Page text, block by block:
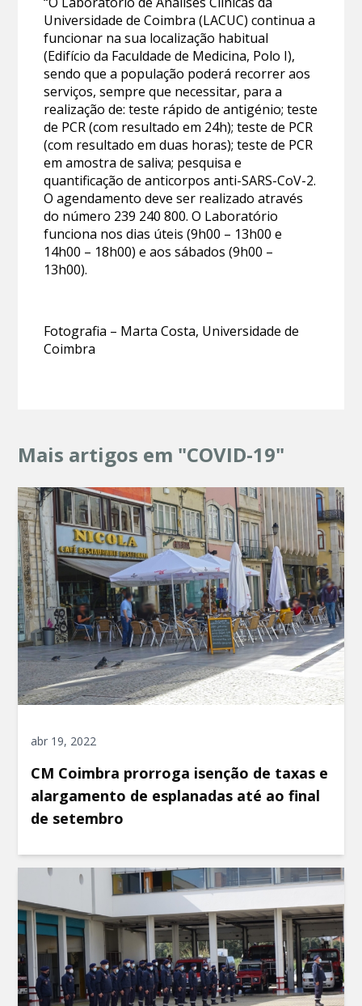
Universidade de Coimbra (LACUC) continua a
funcionar na sua localização habitual
(Edifício da Faculdade de Medicina, Polo I),
sendo que a população poderá recorrer aos
serviços, sempre que necessitar, para a
realização de: teste rápido de antigénio; teste
de PCR (com resultado em 24h); teste de PCR
(com resultado em duas horas); teste de PCR
em amostra de saliva; pesquisa e
quantificação de anticorpos anti-SARS-CoV-2.
O agendamento deve ser realizado através
do número 239 240 800. O Laboratório
funciona nos dias úteis (9h00 – 13h00 e
14h00 – 18h00) e aos sábados (9h00 –
13h00).
Fotografia – Marta Costa, Universidade de
Coimbra
Mais artigos em "COVID-19"
abr 19, 2022
CM Coimbra prorroga isenção de taxas e
alargamento de esplanadas até ao final
de setembro